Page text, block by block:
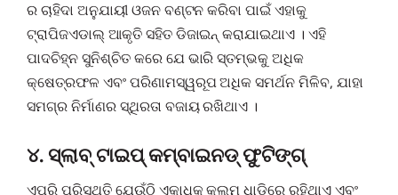
ର ଚାହିଦା ଅନୁଯାୟୀ ଓଜନ ବଣ୍ଟନ କରିବା ପାଇଁ ଏହାକୁ
ଟ୍ରାପିଜଏଡାଲ୍ ଆକୃତି ସହିତ ଡିଜାଇନ୍ କରାଯାଇଥାଏ । ଏହି
ପାଦଚିହ୍ନ ସୁନିଶ୍ଚିତ କରେ ଯେ ଭାରି ସ୍ତମ୍ଭକୁ ଅଧିକ
କ୍ଷେତ୍ରଫଳ ଏବଂ ପରିଣାମସ୍ୱରୂପ ଅଧିକ ସମର୍ଥନ ମିଳିବ, ଯାହା
ସମଗ୍ର ନିର୍ମାଣର ସ୍ଥିରତା ବଜାୟ ରଖିଥାଏ ।
୪. ସ୍ଲାବ୍ ଟାଇପ୍ କମ୍ବାଇନଡ୍ ଫୁଟିଙ୍ଗ୍
ଏପରି ପରିସ୍ଥିତି ଯେଉଁଠି ଏକାଧିକ କଲମ୍ ଧାଡ଼ିରେ ରହିଥାଏ ଏବଂ